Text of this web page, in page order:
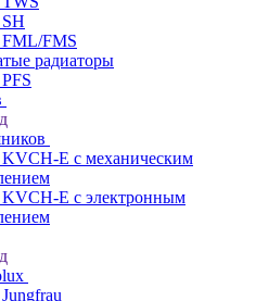
FMS
радиаторы
E с механическим
E с электронным